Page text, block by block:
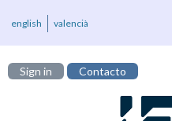
english valencià
Sign in Contacto